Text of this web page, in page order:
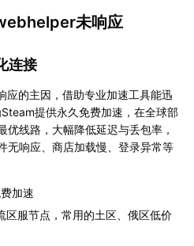
未响应
连接
的主因，借助专业加速工具能迅
Steam提供永久免费加速，在全球部
线路，大幅降低延迟与丢包率，
无响应、商店加载慢、登录异常等
加速
区服节点，常用的土区、俄区低价